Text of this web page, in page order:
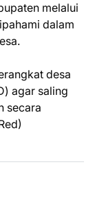
melalui
dalam
desa
agar saling
secara